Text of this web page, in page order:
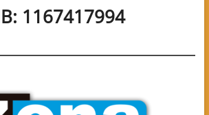
1167417994